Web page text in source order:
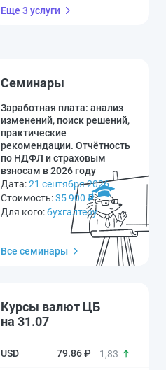
Еще 3 услуги
Семинары
Заработная плата: анализ
изменений, поиск решений,
практические
рекомендации. Отчётность
по НДФЛ и страховым
взносам в 2026 году
Дата:21 сентября 2026
Стоимость:35 900 ₽
Для кого:бухгалтеру
Все семинары
Курсы валют ЦБ
на 31.07
79.86 ₽ 1,83